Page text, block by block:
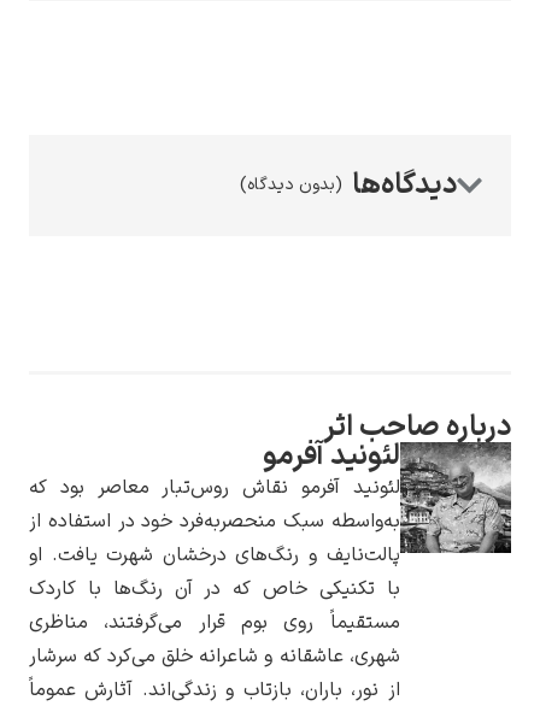
پیر آگوست رنوآر
پل سزان
(بدون دیدگاه)
صاحب اثر
لئونید آفرمو
لئونید آفرمو نقاش روس‌تبار معاصر بود که
به‌واسطه سبک منحصربه‌فرد خود در استفاده از
پالت‌نایف و رنگ‌های درخشان شهرت یافت. او
با تکنیکی خاص که در آن رنگ‌ها با کاردک
مستقیماً روی بوم قرار می‌گرفتند، مناظری
شهری، عاشقانه و شاعرانه خلق می‌کرد که سرشار
از نور، باران، بازتاب و زندگی‌اند. آثارش عموماً